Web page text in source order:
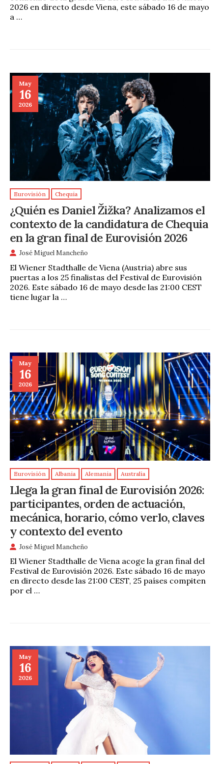
2026 en directo desde Viena, este sábado 16 de mayo
a …
May
16
2026
Eurovisión Chequia
¿Quién es Daniel Žižka? Analizamos el
contexto de la candidatura de Chequia
en la gran final de Eurovisión 2026
José Miguel Mancheño
El Wiener Stadthalle de Viena (Austria) abre sus
puertas a los 25 finalistas del Festival de Eurovisión
2026. Este sábado 16 de mayo desde las 21:00 CEST
tiene lugar la …
May
16
2026
Eurovisión Albania Alemania Australia
Llega la gran final de Eurovisión 2026:
participantes, orden de actuación,
mecánica, horario, cómo verlo, claves
y contexto del evento
José Miguel Mancheño
El Wiener Stadthalle de Viena acoge la gran final del
Festival de Eurovisión 2026. Este sábado 16 de mayo
en directo desde las 21:00 CEST, 25 países compiten
por el …
May
16
2026